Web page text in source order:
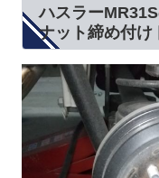
ハスラー
ナット締め付け